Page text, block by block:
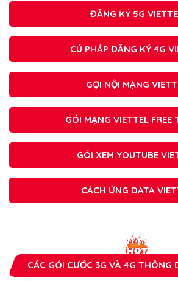
ĐĂNG KÝ 5G
CÚ PHÁP ĐĂNG KÝ 4G
GỌI NỘI MẠNG
GÓI MẠNG VIETTEL FREE
GÓI XEM YOUTUBE
CÁCH ỨNG DATA
CÁC GÓI CƯỚC 3G VÀ 4G THÔNG